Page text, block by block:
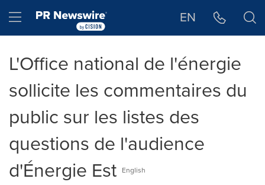
Hamburger menu EN
L'Office national de l'énergie
sollicite les commentaires du
public sur les listes des
questions de l'audience
d'Énergie Est English